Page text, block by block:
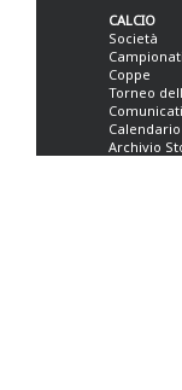
CALCIO
Società
Campionati
Coppe
Torneo
Archivio